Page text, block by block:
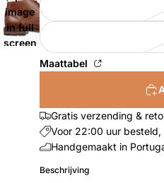
image
in full
screen
Maattabel
Gratis verzending &
Voor 22:00 uur besteld,
Handgemaakt in
Beschrijving